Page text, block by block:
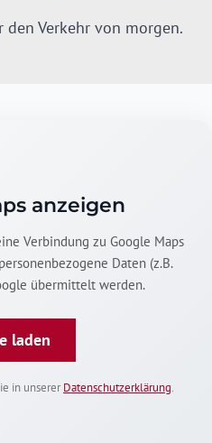
Verkehr von morgen.
anzeigen
Verbindung zu Google Maps
Daten (z.B.
übermittelt werden.
laden
in unsererDatenschutzerklärung.